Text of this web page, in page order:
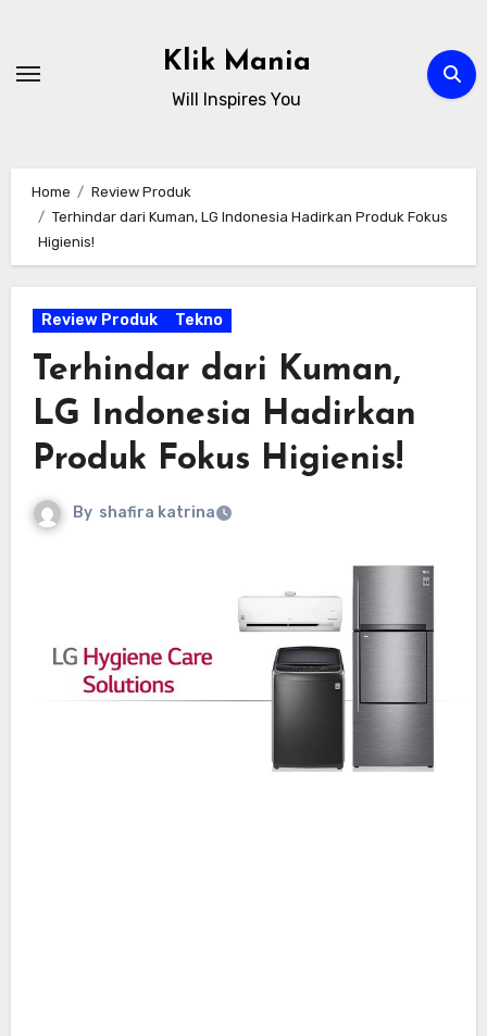
content
Klik Mania
Will Inspires You
Home
Review Produk
Terhindar dari Kuman, LG Indonesia Hadirkan Produk Fokus
Higienis!
Review Produk Tekno
Terhindar dari Kuman,
LG Indonesia Hadirkan
Produk Fokus Higienis!
By shafira katrina